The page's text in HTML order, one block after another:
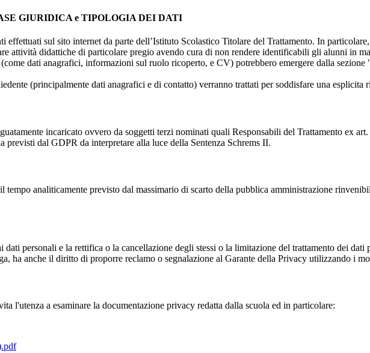
GIURIDICA e TIPOLOGIA DEI DATI
effettuati sul sito internet da parte dell’Istituto Scolastico Titolare del Trattamento. In
attività didattiche di particolare pregio avendo cura di non rendere identificabili gli alunni in
dati anagrafici, informazioni sul ruolo ricoperto, e CV) potrebbero emergere dalla
(principalmente dati anagrafici e di contatto) verranno trattati per soddisfare una esplicita
incaricato ovvero da soggetti terzi nominati quali Responsabili del Trattamento ex
previsti dal GDPR da interpretare alla luce della Sentenza Schrems II.
tempo analiticamente previsto dal massimario di scarto della pubblica amministrazione
personali e la rettifica o la cancellazione degli stessi o la limitazione del trattamento dei
ha anche il diritto di proporre reclamo o segnalazione al Garante della Privacy utilizzando i
l'utenza a esaminare la documentazione privacy redatta dalla scuola ed in particolare: